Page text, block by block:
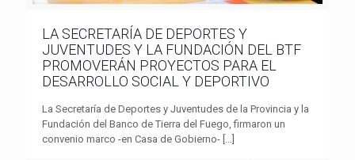
LA SECRETARÍA DE DEPORTES Y
JUVENTUDES Y LA FUNDACIÓN DEL BTF
PROMOVERÁN PROYECTOS PARA EL
DESARROLLO SOCIAL Y DEPORTIVO
La Secretaría de Deportes y Juventudes de la Provincia y la
Fundación del Banco de Tierra del Fuego, firmaron un
convenio marco -en Casa de Gobierno- […]